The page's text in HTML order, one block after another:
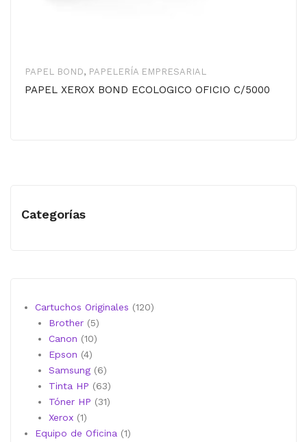
PAPEL BOND, PAPELERÍA EMPRESARIAL
PAPEL XEROX BOND ECOLOGICO OFICIO C/5000
Categorías
Cartuchos Originales 120120
Brother 55
productos
Canon 1010
Epson 44
productos
Samsung 66
productos
Tinta HP 6363
productos
Tóner HP 3131
Xerox 11
producto
Equipo de Oficina 11